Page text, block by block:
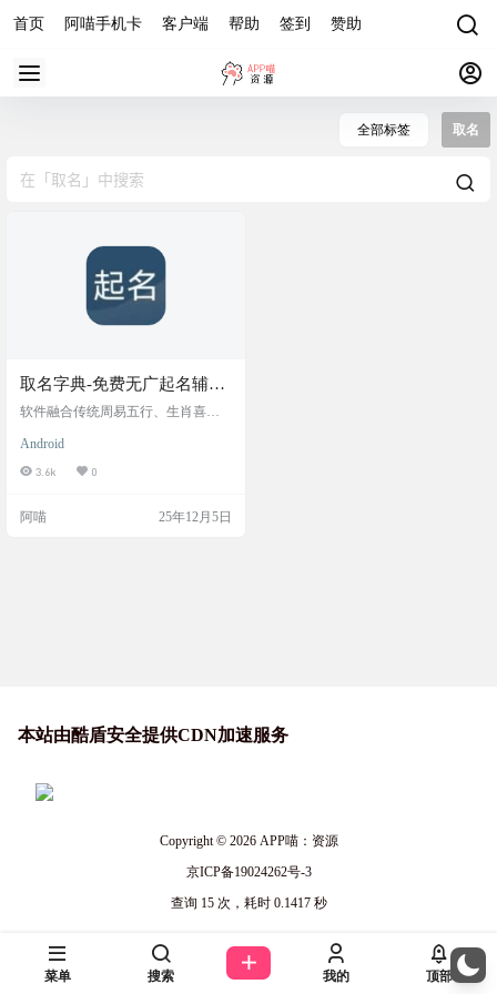
首页 阿喵手机卡 客户端 帮助 签到 赞助
全部标签 取名
取名字典-免费无广起名辅助
工具，覆盖新生儿取名、成
称创作等多元场景
软件融合传统周易五行、生肖喜忌
字库，含诗词典籍优质用字。支持
按性别、字数、五行、寓意等智能
收藏对比候选名。界面简洁易操
Android
3.6k 0
阿喵 25年12月5日
本站由酷盾安全提供CDN加速服务
Copyright © 2026APP喵：资源
京ICP备19024262号-3
查询 15 次，耗时 0.1417 秒
菜单 搜索 我的 顶部